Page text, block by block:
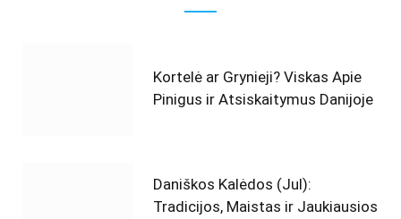
Kortelė ar Grynieji? Viskas Apie
Pinigus ir Atsiskaitymus Danijoje
Daniškos Kalėdos (Jul):
Tradicijos, Maistas ir Jaukiausios